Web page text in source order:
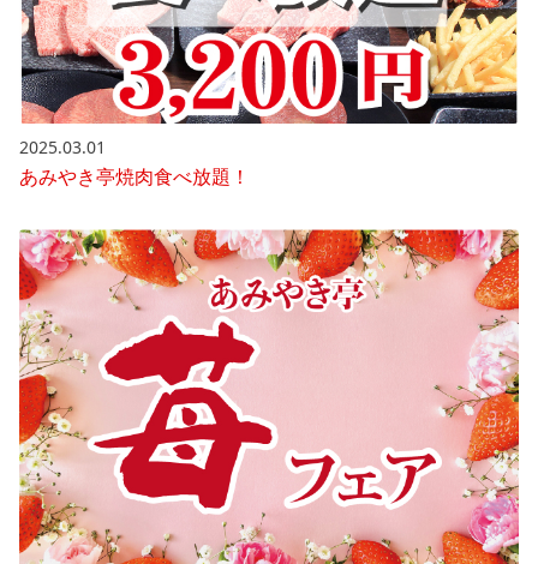
2025.03.01
あみやき亭焼肉食べ放題！